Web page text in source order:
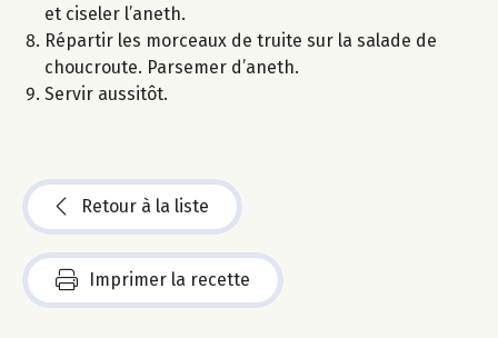
et ciseler l’aneth.
Répartir les morceaux de truite sur la salade de
choucroute. Parsemer d’aneth.
Servir aussitôt.
Retour à la liste
Imprimer la recette